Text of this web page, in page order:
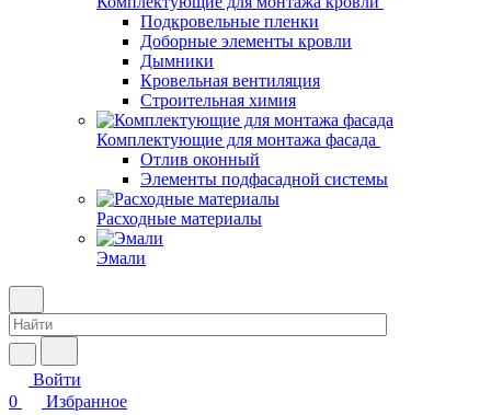
Подкровельные пленки
Доборные элементы кровли
Дымники
Кровельная вентиляция
Строительная химия
Комплектующие для монтажа фасада
Отлив оконный
Элементы подфасадной системы
Расходные материалы
Эмали
Войти
0
Избранное